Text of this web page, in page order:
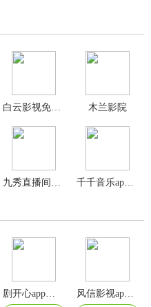
白云影视免费官方版 木兰影院
剧开心app官方版